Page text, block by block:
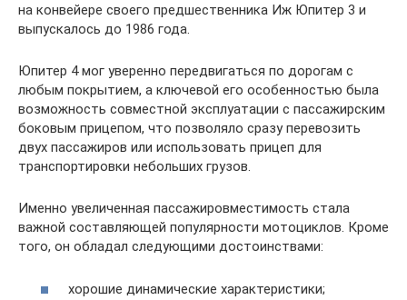
на конвейере своего предшественника Иж Юпитер 3 и
выпускалось до 1986 года.
Юпитер 4 мог уверенно передвигаться по дорогам с
любым покрытием, а ключевой его особенностью была
возможность совместной эксплуатации с пассажирским
боковым прицепом, что позволяло сразу перевозить
двух пассажиров или использовать прицеп для
транспортировки небольших грузов.
Именно увеличенная пассажировместимость стала
важной составляющей популярности мотоциклов. Кроме
того, он обладал следующими достоинствами:
хорошие динамические характеристики;